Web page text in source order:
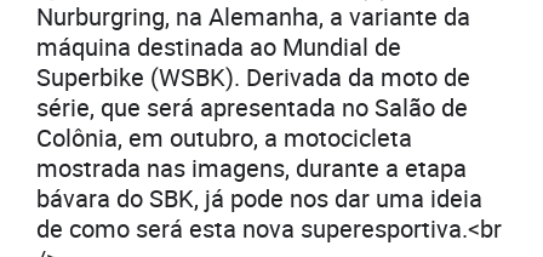
Nurburgring, na Alemanha, a variante da
máquina destinada ao Mundial de
Superbike (WSBK). Derivada da moto de
série, que será apresentada no Salão de
Colônia, em outubro, a motocicleta
mostrada nas imagens, durante a etapa
bávara do SBK, já pode nos dar uma ideia
de como será esta nova superesportiva.<br